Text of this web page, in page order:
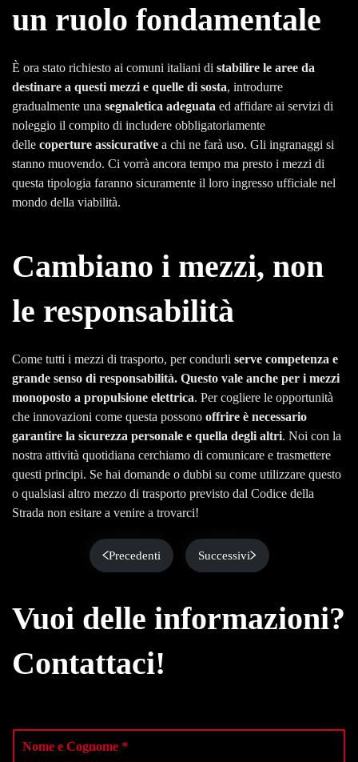
un ruolo fondamentale
È ora stato richiesto ai comuni italiani di stabilire le aree da
destinare a questi mezzi e quelle di sosta, introdurre
gradualmente una segnaletica adeguata ed affidare ai servizi di
noleggio il compito di includere obbligatoriamente
delle coperture assicurative a chi ne farà uso. Gli ingranaggi si
stanno muovendo. Ci vorrà ancora tempo ma presto i mezzi di
questa tipologia faranno sicuramente il loro ingresso ufficiale nel
mondo della viabilità.
Cambiano i mezzi, non
le responsabilità
Come tutti i mezzi di trasporto, per condurli serve competenza e
grande senso di responsabilità. Questo vale anche per i mezzi
monoposto a propulsione elettrica. Per cogliere le opportunità
che innovazioni come questa possono offrire è necessario
garantire la sicurezza personale e quella degli altri. Noi con la
nostra attività quotidiana cerchiamo di comunicare e trasmettere
questi principi. Se hai domande o dubbi su come utilizzare questo
o qualsiasi altro mezzo di trasporto previsto dal Codice della
Strada non esitare a venire a trovarci!
Precedenti Successivi
Vuoi delle informazioni?
Contattaci!